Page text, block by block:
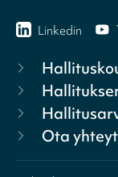
Linkedin
Ota